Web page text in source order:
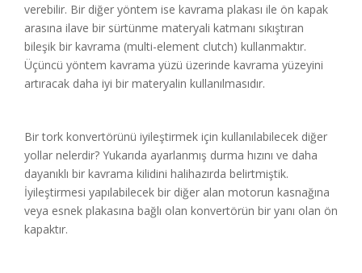
verebilir. Bir diğer yöntem ise kavrama plakası ile ön kapak
arasına ilave bir sürtünme materyali katmanı sıkıştıran
bileşik bir kavrama (multi-element clutch) kullanmaktır.
Üçüncü yöntem kavrama yüzü üzerinde kavrama yüzeyini
artıracak daha iyi bir materyalin kullanılmasıdır.
Bir tork konvertörünü iyileştirmek için kullanılabilecek diğer
yollar nelerdir? Yukarıda ayarlanmış durma hızını ve daha
dayanıklı bir kavrama kilidini halihazırda belirtmiştik.
İyileştirmesi yapılabilecek bir diğer alan motorun kasnağına
veya esnek plakasına bağlı olan konvertörün bir yanı olan ön
kapaktır.